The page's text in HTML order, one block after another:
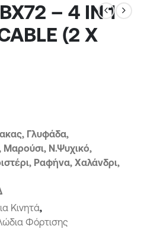
– 4 IN 1
(2 X
Γλυφάδα,
Μαρούσι, Ν.Ψυχικό,
Ραφήνα, Χαλάνδρι,
Κινητά,
Φόρτισης